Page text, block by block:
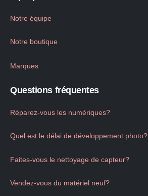
Notre équipe
Notre boutique
Marques
Questions fréquentes
Réparez-vous les numériques?
Quel est le délai de développement photo?
Faites-vous le nettoyage de capteur?
Vendez-vous du matériel neuf?